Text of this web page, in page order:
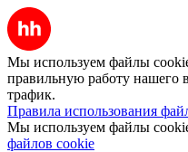
Мы используем файлы
правильную работу нашего
трафик.
Правила использования
Мы используем файлы
файлов cookie